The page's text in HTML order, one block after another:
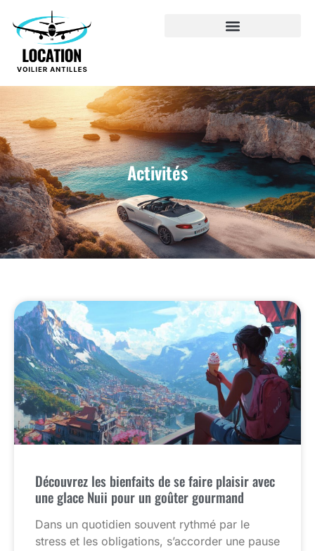
Activités
Découvrez les bienfaits de se faire plaisir avec
une glace Nuii pour un goûter gourmand
Dans un quotidien souvent rythmé par le
stress et les obligations, s’accorder une pause